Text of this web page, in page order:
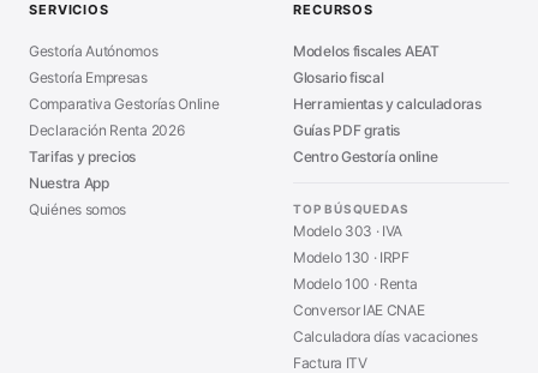
■Asesoría en Madrid
SERVICIOS
Gestoría Autónomos
Gestoría Empresas
Comparativa Gestorías Online
Declaración Renta 2026
Tarifas y precios
Nuestra App
Quiénes somos
RECURSOS
Modelos fiscales AEAT
Glosario fiscal
Herramientas y calculadoras
Guías PDF gratis
Centro Gestoría online
TOP BÚSQUEDAS
Modelo 303 · IVA
Modelo 130 · IRPF
Modelo 100 · Renta
Conversor IAE CNAE
Calculadora días vacaciones
Factura ITV